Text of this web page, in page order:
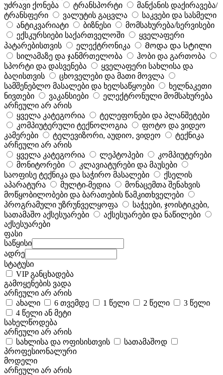
უძრავი ქონება
ტრანსპორტი
მანქანის დაქირავება/
ტრანსფერი
ვალუტის გაცვლა
საკვები და სასმელი
ანტიკვარიატი
ბიზნესი
მომსახურება/სერვისები
ექსკურსიები საქართველოში
ყველაფერი
პატარებისთვის
ელექტრონიკა
Მოდა და სტილი
სილამაზე და ჯანმრთელობა
ჰობი და გართობა
სპორტი და დასვენება
ყველაფერი სახლისა და
ბაღისთვის
ცხოველები და მათი მოვლა
სამშენებლო მასალები და ხელსაწყოები
ხელნაკეთი
ნივთები
ვაკანსიები
ელექტრონული მომსახურება
არჩეული არ არის
ყველა კატეგორია
ტელეფონები და პლანშეტები
კომპიუტერული ტექნოლოგია
ფოტო და ვიდეო
კამერები
ტელევიზორი, აუდიო, ვიდეო
ტექნიკა
არჩეული არ არის
ყველა კატეგორია
ლეპტოპები
კომპიუტერები
მონიტორები
კლავიატურები და მაუსები
საოფისე ტექნიკა და საჭირო მასალები
ქსელის
აპარატურა
მულტი-მედია
მონაცემთა შენახვის
მოწყობილობები და ბარათების წამკითხველები
პროგრამული უზრუნველყოფა
საჭეები, ჯოისტიკები,
სათამაშო აქსესუარები
აქსესუარები და ნაწილები
აქსესუარები
ფასი
საწყისი
ადრე
სტატუსი
VIP განცხადება
გამოყენების ვადა
არჩეული არ არის
ახალი
6 თვემდე 1 წელი 2 წელი
3 წელი
4 წელი ან მეტი
სახელწოდება
არჩეული არ არის
სახლისა და ოფისისთვის
სათამაშოდ
პროფესიონალური
მოდელი
არჩეული არ არის